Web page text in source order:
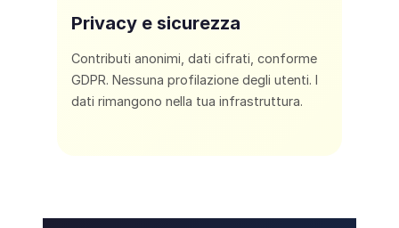
Privacy e sicurezza
Contributi anonimi, dati cifrati, conforme
GDPR. Nessuna profilazione degli utenti. I
dati rimangono nella tua infrastruttura.